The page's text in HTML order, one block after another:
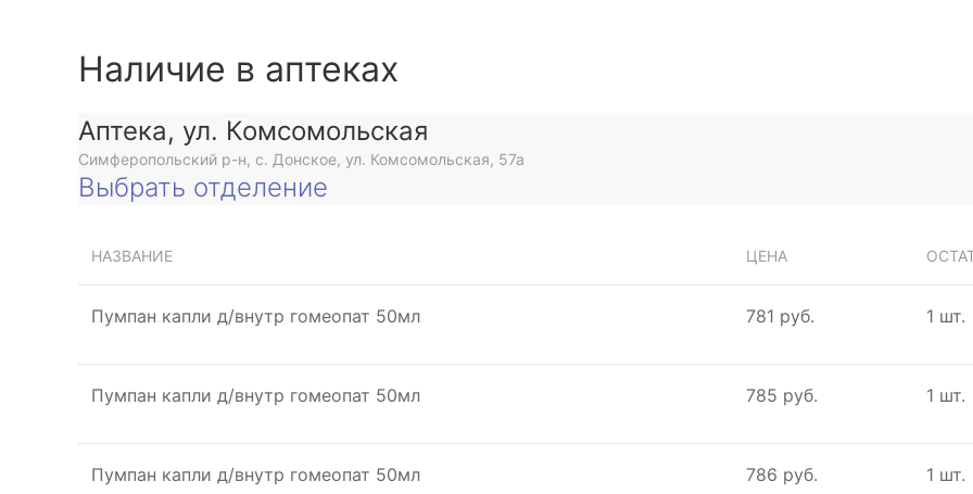
Наличие в аптеках
Аптека, ул. Комсомольская
Симферопольский р-н, с. Донское, ул. Комсомольская, 57а
Выбрать отделение
НАЗВАНИЕ ЦЕНА
Пумпан капли д/внутр гомеопат 50мл 781 руб. 1 шт.
Пумпан капли д/внутр гомеопат 50мл 785 руб. 1 шт.
Пумпан капли д/внутр гомеопат 50мл 786 руб. 1 шт.